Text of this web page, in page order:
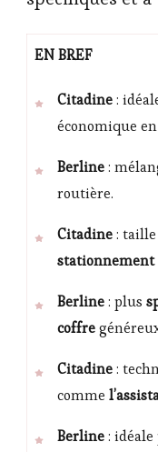
EN BREF
Citadine:
économique
Berline:
routière.
Citadine:
stationnement
Berline: plus
coffre
Citadine:
comme
Berline: idéale